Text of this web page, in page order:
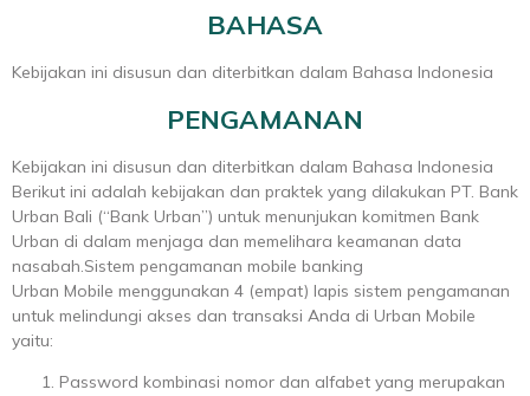
BAHASA
Kebijakan ini disusun dan diterbitkan dalam Bahasa Indonesia
PENGAMANAN
Kebijakan ini disusun dan diterbitkan dalam Bahasa Indonesia
Berikut ini adalah kebijakan dan praktek yang dilakukan PT. Bank
Urban Bali (“Bank Urban”) untuk menunjukan komitmen Bank
Urban di dalam menjaga dan memelihara keamanan data
nasabah.Sistem pengamanan mobile banking
Urban Mobile menggunakan 4 (empat) lapis sistem pengamanan
untuk melindungi akses dan transaksi Anda di Urban Mobile
yaitu:
Password kombinasi nomor dan alfabet yang merupakan